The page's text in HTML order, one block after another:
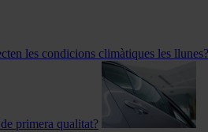
les condicions climàtiques les llunes?
primera qualitat?